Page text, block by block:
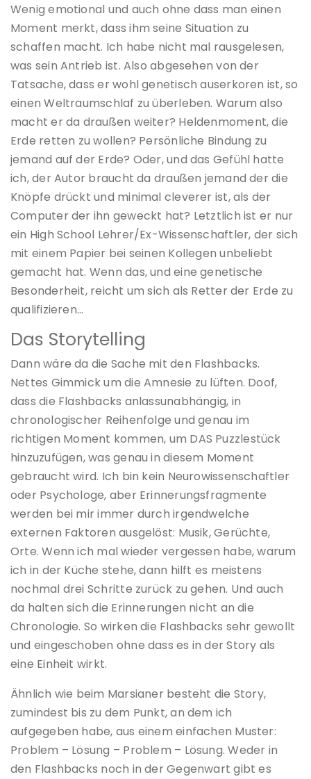
Wenig emotional und auch ohne dass man einen
Moment merkt, dass ihm seine Situation zu
schaffen macht. Ich habe nicht mal rausgelesen,
was sein Antrieb ist. Also abgesehen von der
Tatsache, dass er wohl genetisch auserkoren ist, so
einen Weltraumschlaf zu überleben. Warum also
macht er da draußen weiter? Heldenmoment, die
Erde retten zu wollen? Persönliche Bindung zu
jemand auf der Erde? Oder, und das Gefühl hatte
ich, der Autor braucht da draußen jemand der die
Knöpfe drückt und minimal cleverer ist, als der
Computer der ihn geweckt hat? Letztlich ist er nur
ein High School Lehrer/Ex-Wissenschaftler, der sich
mit einem Papier bei seinen Kollegen unbeliebt
gemacht hat. Wenn das, und eine genetische
Besonderheit, reicht um sich als Retter der Erde zu
qualifizieren…
Das Storytelling
Dann wäre da die Sache mit den Flashbacks.
Nettes Gimmick um die Amnesie zu lüften. Doof,
dass die Flashbacks anlassunabhängig, in
chronologischer Reihenfolge und genau im
richtigen Moment kommen, um DAS Puzzlestück
hinzuzufügen, was genau in diesem Moment
gebraucht wird. Ich bin kein Neurowissenschaftler
oder Psychologe, aber Erinnerungsfragmente
werden bei mir immer durch irgendwelche
externen Faktoren ausgelöst: Musik, Gerüchte,
Orte. Wenn ich mal wieder vergessen habe, warum
ich in der Küche stehe, dann hilft es meistens
nochmal drei Schritte zurück zu gehen. Und auch
da halten sich die Erinnerungen nicht an die
Chronologie. So wirken die Flashbacks sehr gewollt
und eingeschoben ohne dass es in der Story als
eine Einheit wirkt.
Ähnlich wie beim Marsianer besteht die Story,
zumindest bis zu dem Punkt, an dem ich
aufgegeben habe, aus einem einfachen Muster:
Problem – Lösung – Problem – Lösung. Weder in
den Flashbacks noch in der Gegenwart gibt es